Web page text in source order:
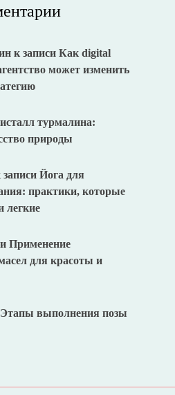
к записи Как digital
может изменить
турмалина:
природы
записи Йога для
практики, которые
легкие
Применение
для красоты и
Этапы выполнения позы